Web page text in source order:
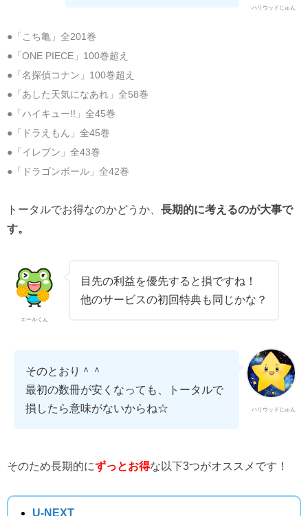
ハリウッドじゅん
●「こち亀」全201巻
●「ONE PIECE」100巻超え
●「名探偵コナン」100巻超え
●「あした天気になあれ」全58巻
●「ハイキュー!!」全45巻
●「ドラえもん」全45巻
●「イレブン」全43巻
●「ドラゴンボール」全42巻
トータルでお得なのかどうか、 長期的に考えるのが大事で
す。
エールくん
目先の利益を優先すると損ですね！
他のサービスの初回特典も同じかな？
ハリウッドじゅん
そのとおり＾＾
最初の数冊が安くなっても、トータルで
損したら意味がないからね☆
そのため長期的にずっとお得な以下3つがオススメです！
U-NEXT